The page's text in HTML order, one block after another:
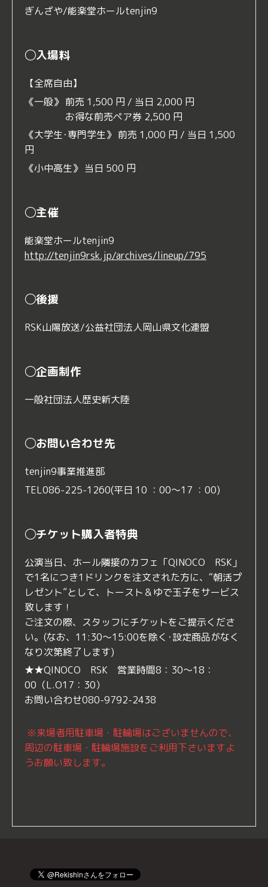
ぎんざや/能楽堂ホールtenjin9
◯入場料
【全席自由】
《一般》 前売 1,500 円 / 当日 2,000 円
お得な前売ペア券 2,500 円
《大学生･専門学生》 前売 1,000 円 / 当日 1,500
円
《小中高生》 当日 500 円
◯主催
能楽堂ホールtenjin9
http://tenjin9rsk.jp/archives/lineup/795
◯後援
RSK山陽放送/公益社団法人岡山県文化連盟
◯企画制作
一般社団法人歴史新大陸
◯お問い合わせ先
tenjin9事業推進部
TEL086-225-1260(平日 10 ：00～17 ：00)
◯チケット購入者特典
公演当日、ホール隣接のカフェ「QINOCO RSK」
で1名につき1ドリンクを注文された方に、“朝活プ
レゼント”として、トースト＆ゆで玉子をサービス
致します！
ご注文の際、スタッフにチケットをご提示くださ
い。(なお、11:30～15:00を除く･設定商品がなく
なり次第終了します)
★★QINOCO RSK 営業時間8：30～18：
00（L.O17：30）
お問い合わせ080-9792-2438
※来場者用駐車場・駐輪場はございませんので、
周辺の駐車場・駐輪場施設をご利用下さいますよ
うお願い致します。